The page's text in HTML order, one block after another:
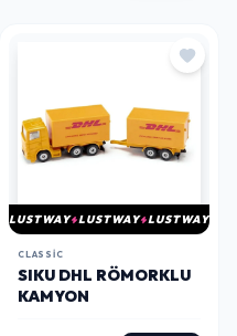
LUSTWAY LUSTWAY LUSTWAY
CLASSIC
SIKU DHL RÖMORKLU
KAMYON